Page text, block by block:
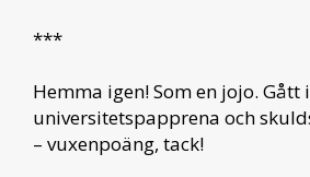
***
Hemma igen! Som en jojo. Gått
universitetspapprena och
– vuxenpoäng, tack!